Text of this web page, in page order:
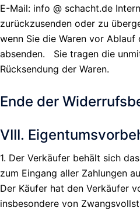
E-Mail: info @ schacht.de
zurückzusenden oder zu
wenn Sie die Waren vor Ablauf
absenden. Sie tragen die
Rücksendung der Waren.
Ende der
VIII.
1. Der Verkäufer behält sich
zum Eingang aller Zahlungen
Der Käufer hat den Verkäufer
insbesondere von